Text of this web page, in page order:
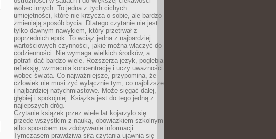
wobec innych. To jedna z tych cichych
umiejętności, które nie krzyczą o sobie, ale bardzo
zmieniają sposób bycia. Dlatego czytanie nie jest
tylko dawnym nawykiem, który przetrwał z
poprzednich epok. To wciąż jedna z najbardziej
wartościowych czynności, jakie można włączyć do
codzienności. Nie wymaga wielkich środków, a
potrafi dać bardzo wiele. Rozszerza język, pogłębia
refleksję, wzmacnia koncentrację i uczy uważności
wobec świata. Co najważniejsze, przypomina, że
człowiek nie musi żyć wyłącznie tym, co najbliższe
i najbardziej natychmiastowe. Może sięgać dalej,
głębiej i spokojniej. Książka jest do tego jedną z
najlepszych dróg.
Czytanie książek przez wiele lat kojarzyło się
przede wszystkim z nauką, obowiązkiem szkolnym
albo sposobem na zdobywanie informacji.
Tymczasem prawdziwa siła czytania ujawnia się